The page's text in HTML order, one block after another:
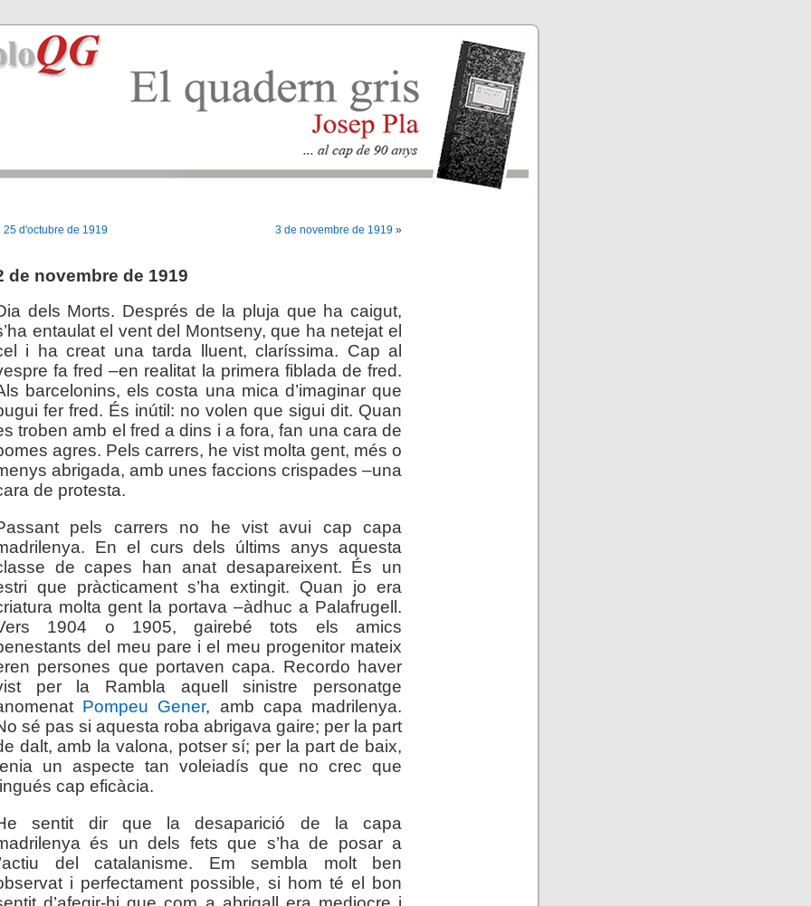
25 d'octubre de 1919 3 de novembre de 1919 »
de novembre de 1919
dels Morts. Després de la pluja que ha caigut,
entaulat el vent del Montseny, que ha netejat el
i ha creat una tarda lluent, claríssima. Cap al
fa fred –en realitat la primera fiblada de fred.
barcelonins, els costa una mica d’imaginar que
fer fred. És inútil: no volen que sigui dit. Quan
troben amb el fred a dins i a fora, fan una cara de
agres. Pels carrers, he vist molta gent, més o
abrigada, amb unes faccions crispades –una
de protesta.
pels carrers no he vist avui cap capa
En el curs dels últims anys aquesta
de capes han anat desapareixent. És un
que pràcticament s’ha extingit. Quan jo era
molta gent la portava –àdhuc a Palafrugell.
1904 o 1905, gairebé tots els amics
del meu pare i el meu progenitor mateix
persones que portaven capa. Recordo haver
per la Rambla aquell sinistre personatge
Pompeu Gener, amb capa madrilenya.
sé pas si aquesta roba abrigava gaire; per la part
dalt, amb la valona, potser sí; per la part de baix,
un aspecte tan voleiadís que no crec que
cap eficàcia.
sentit dir que la desaparició de la capa
és un dels fets que s’ha de posar a
del catalanisme. Em sembla molt ben
i perfectament possible, si hom té el bon